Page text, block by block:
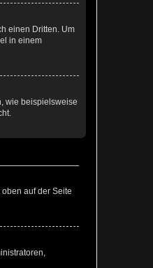
einen Dritten. Um
in einem
wie beispielsweise
auf der Seite